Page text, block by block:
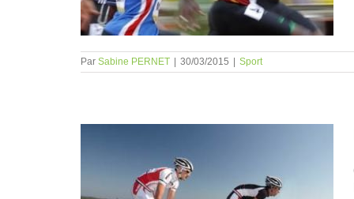
Par Sabine PERNET 30/03/2015 Sport